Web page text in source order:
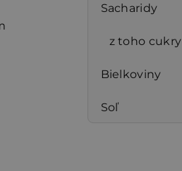
Sacharidy
z toho cukry
Bielkoviny
Soľ